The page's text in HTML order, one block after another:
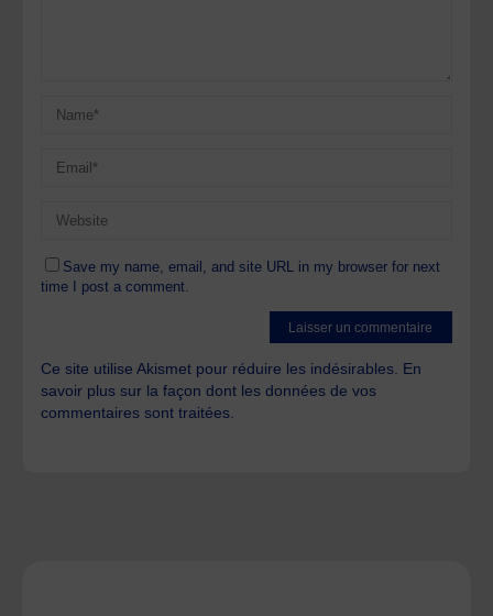
Save my name, email, and site URL in my browser for next
time I post a comment.
Ce site utilise Akismet pour réduire les indésirables. En
savoir plus sur la façon dont les données de vos
commentaires sont traitées.